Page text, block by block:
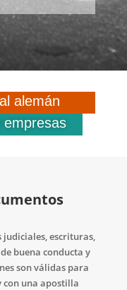
alemán
empresas
judiciales, escrituras,
buena conducta y
son válidas para
con una apostilla